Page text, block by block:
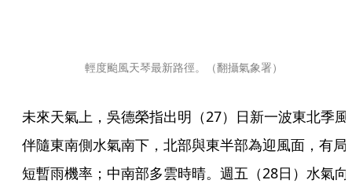
輕度颱風天琴最新路徑。（翻攝氣象署）
未來天氣上，吳德榮指出明（27）日新一波東北季風
伴隨東南側水氣南下，北部與東半部為迎風面，有局
短暫雨機率；中南部多雲時晴。週五（28日）水氣向